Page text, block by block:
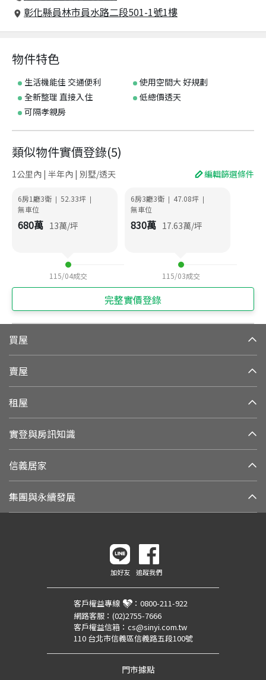
彰化縣員林市員水路二段501-1號1樓
物件特色
生活機能佳 交通便利
使用空間大 好規劃
全新整理 直接入住
低總價透天
可隔孝親房
類似物件實價登錄(5)
1公里內 | 半年內 | 別墅/透天 編輯篩選條件
6房1廳3衛 | 52.33坪 |
無車位
680萬 13萬/坪
115/04成交
6房3廳3衛 | 47.08坪 |
無車位
830萬 17.63萬/坪
115/03成交
完整實價登錄
買屋
賣屋
租屋
實登與房訊知識
信義居家
集團與永續發展
加好友 追蹤我們
客戶權益專線 ： 0800-211-922
網路客服： (02)2755-7666
客戶權益信箱： cs@sinyi.com.tw
110 台北市信義區信義路五段100號
門市據點